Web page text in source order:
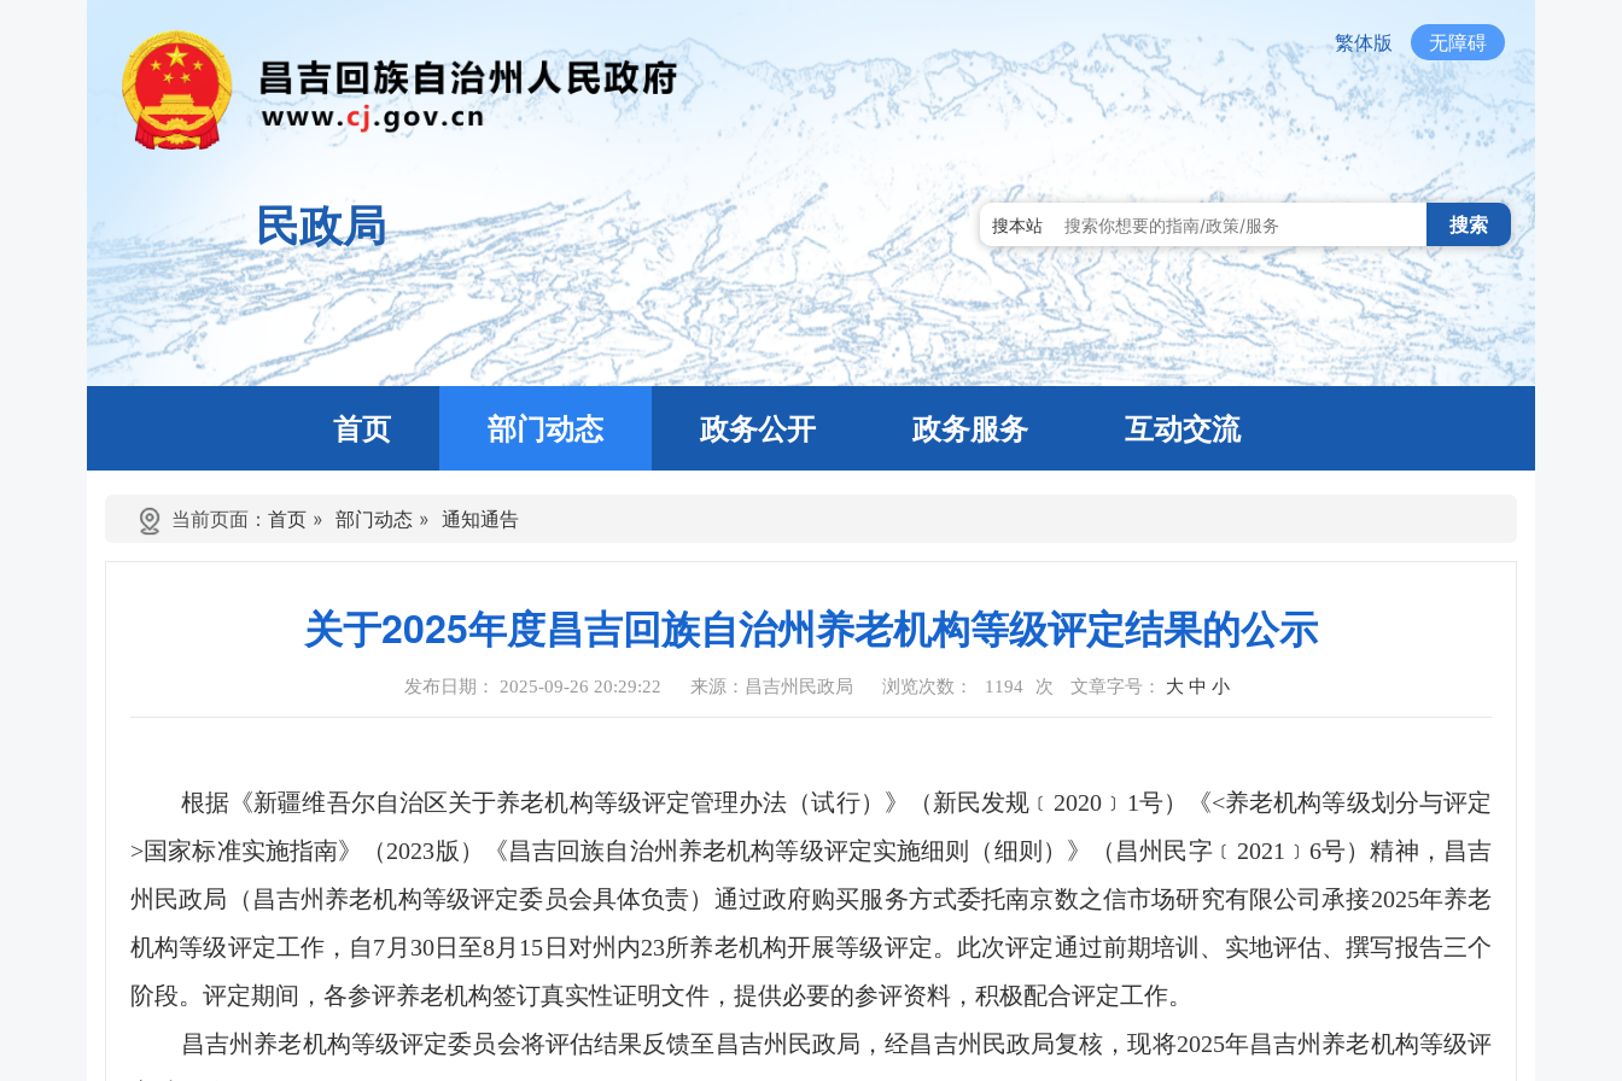
繁体版 无障碍
民政局 搜本站 搜索
首页 部门动态 政务公开 政务服务 互动交流
当前页面： 首页 » 部门动态 » 通知通告
关于2025年度昌吉回族自治州养老机构等级评定结果的公示
发布日期： 2025-09-26 20:29:22 来源：昌吉州民政局 浏览次数： 1194 次 文章字号： 大 中 小
根据《新疆维吾尔自治区关于养老机构等级评定管理办法（试行）》（新民发规﹝2020﹞1号）《<养老机构等级划分与评定
>国家标准实施指南》（2023版）《昌吉回族自治州养老机构等级评定实施细则（细则）》（昌州民字﹝2021﹞6号）精神，昌吉
州民政局（昌吉州养老机构等级评定委员会具体负责）通过政府购买服务方式委托南京数之信市场研究有限公司承接2025年养老
机构等级评定工作，自7月30日至8月15日对州内23所养老机构开展等级评定。此次评定通过前期培训、实地评估、撰写报告三个
阶段。评定期间，各参评养老机构签订真实性证明文件，提供必要的参评资料，积极配合评定工作。
昌吉州养老机构等级评定委员会将评估结果反馈至昌吉州民政局，经昌吉州民政局复核，现将2025年昌吉州养老机构等级评